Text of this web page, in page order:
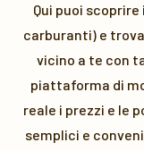
Qui puoi scoprire i
carburanti) e
vicino a te con
piattaforma di
reale i prezzi e le
semplici e